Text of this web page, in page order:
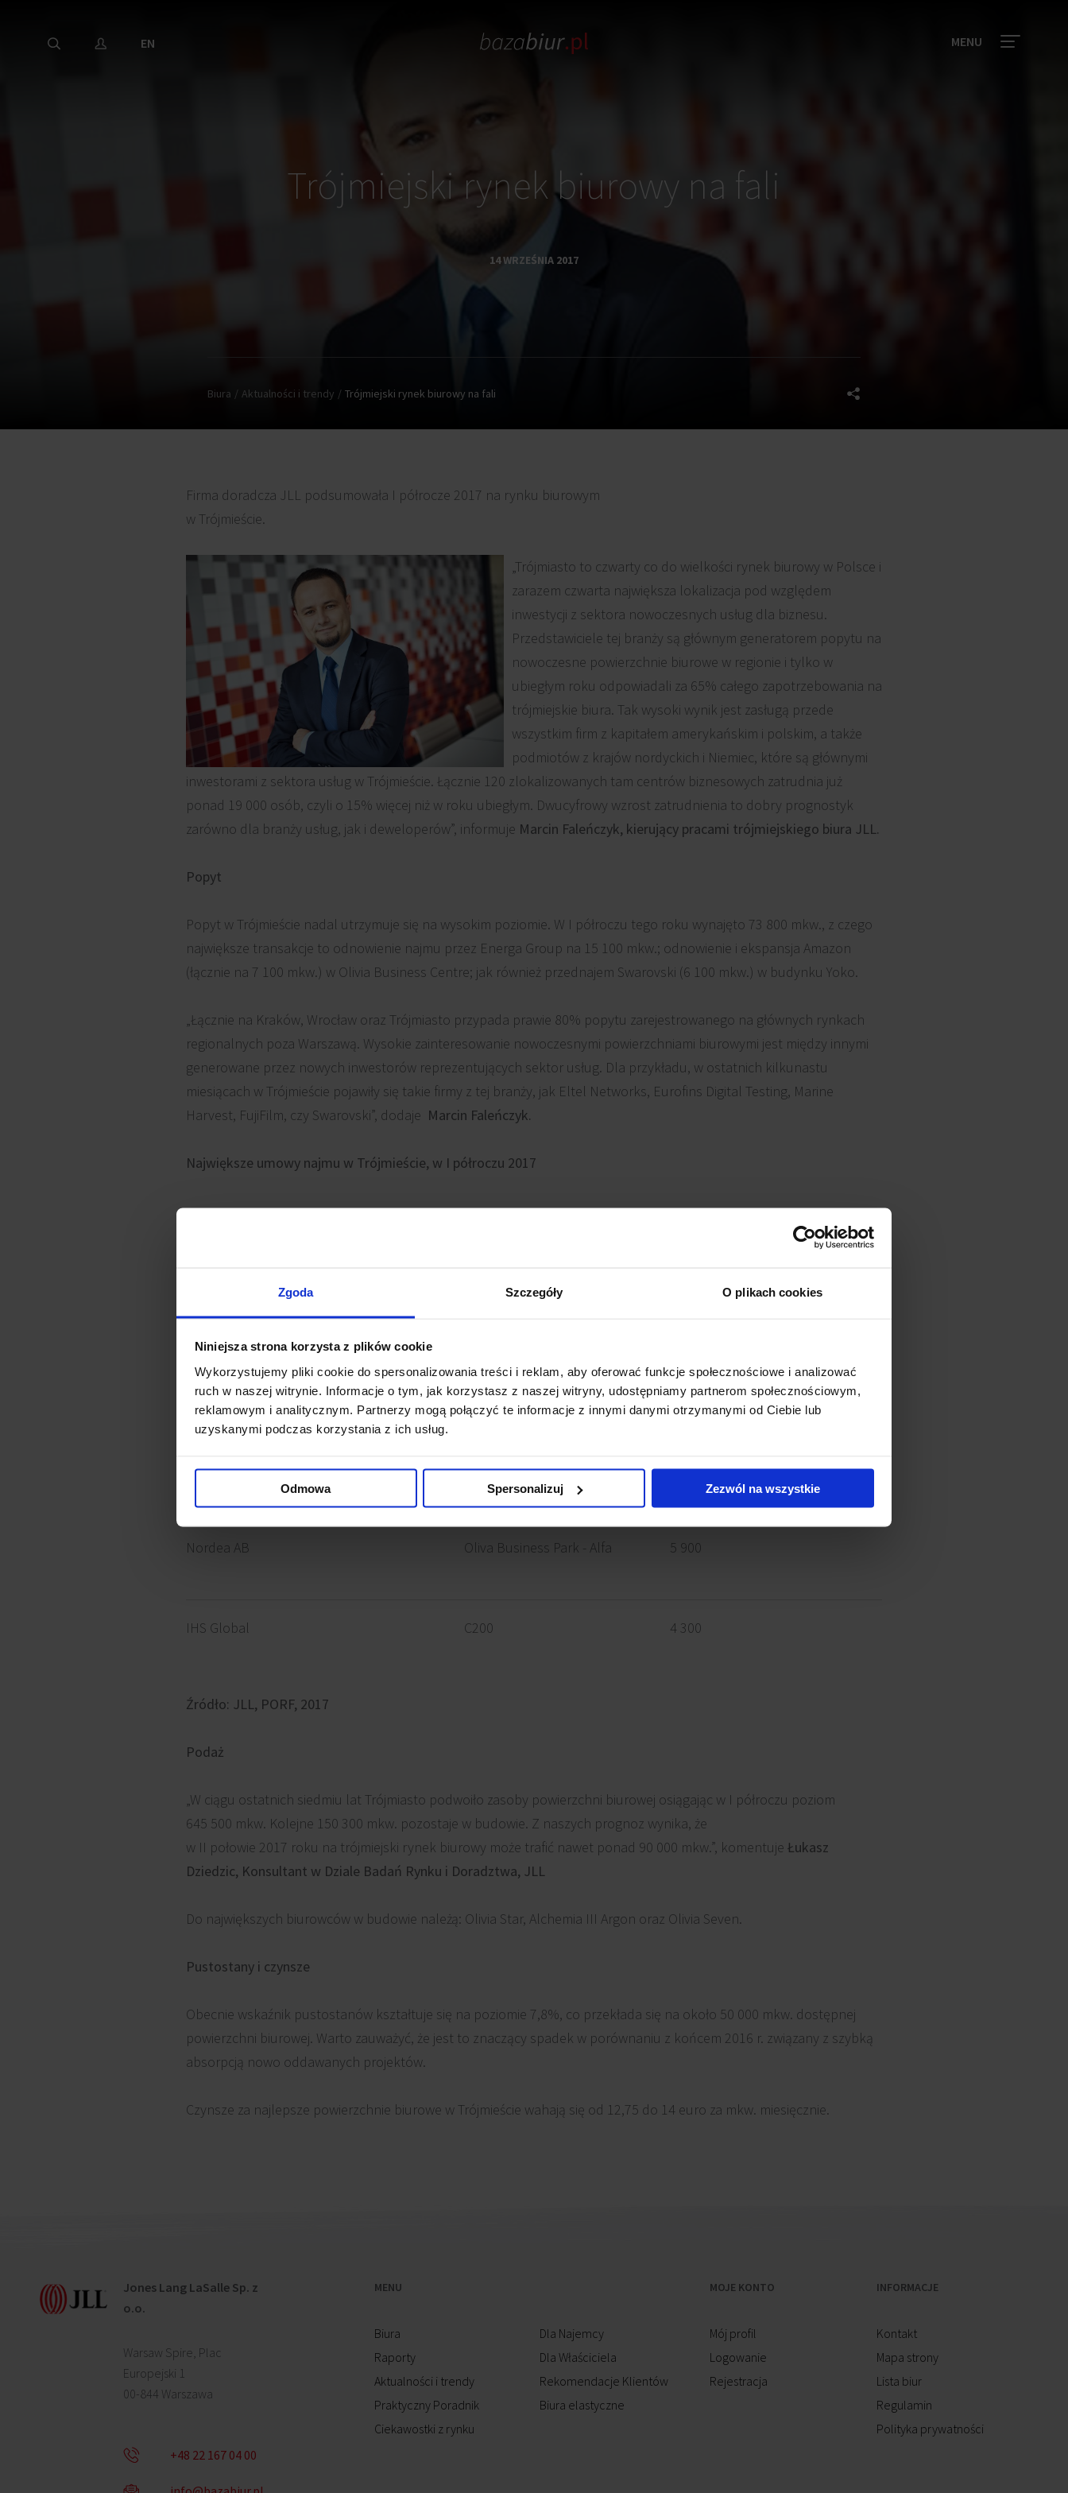
Zgoda Szczegóły O plikach cookies
Niniejsza strona korzysta z plików cookie
Wykorzystujemy pliki cookie do spersonalizowania treści i reklam, aby oferować funkcje społecznościowe i analizować
ruch w naszej witrynie. Informacje o tym, jak korzystasz z naszej witryny, udostępniamy partnerom społecznościowym,
reklamowym i analitycznym. Partnerzy mogą połączyć te informacje z innymi danymi otrzymanymi od Ciebie lub
uzyskanymi podczas korzystania z ich usług.
Odmowa Spersonalizuj Zezwól na wszystkie
EN MENU
Trójmiejski rynek biurowy na fali
14 WRZEŚNIA 2017
Biura Aktualności i trendy Trójmiejski rynek biurowy na fali
Firma doradcza JLL podsumowała I półrocze 2017 na rynku biurowym
w Trójmieście.
„Trójmiasto to czwarty co do wielkości rynek biurowy w Polsce i
zarazem czwarta największa lokalizacja pod względem
inwestycji z sektora nowoczesnych usług dla biznesu.
Przedstawiciele tej branży są głównym generatorem popytu na
nowoczesne powierzchnie biurowe w regionie i tylko w
ubiegłym roku odpowiadali za 65% całego zapotrzebowania na
trójmiejskie biura. Tak wysoki wynik jest zasługą przede
wszystkim firm z kapitałem amerykańskim i polskim, a także
podmiotów z krajów nordyckich i Niemiec, które są głównymi
inwestorami z sektora usług w Trójmieście. Łącznie 120 zlokalizowanych tam centrów biznesowych zatrudnia już
ponad 19 000 osób, czyli o 15% więcej niż w roku ubiegłym. Dwucyfrowy wzrost zatrudnienia to dobry prognostyk
zarówno dla branży usług, jak i deweloperów”, informuje Marcin Faleńczyk, kierujący pracami trójmiejskiego biura JLL.
Popyt
Popyt w Trójmieście nadal utrzymuje się na wysokim poziomie. W I półroczu tego roku wynajęto 73 800 mkw., z czego
największe transakcje to odnowienie najmu przez Energa Group na 15 100 mkw.; odnowienie i ekspansja Amazon
(łącznie na 7 100 mkw.) w Olivia Business Centre; jak również przednajem Swarovski (6 100 mkw.) w budynku Yoko.
„Łącznie na Kraków, Wrocław oraz Trójmiasto przypada prawie 80% popytu zarejestrowanego na głównych rynkach
regionalnych poza Warszawą. Wysokie zainteresowanie nowoczesnymi powierzchniami biurowymi jest między innymi
generowane przez nowych inwestorów reprezentujących sektor usług. Dla przykładu, w ostatnich kilkunastu
miesiącach w Trójmieście pojawiły się takie firmy z tej branży, jak Eltel Networks, Eurofins Digital Testing, Marine
Harvest, FujiFilm, czy Swarovski”, dodaje Marcin Faleńczyk.
Największe umowy najmu w Trójmieście, w I półroczu 2017
Amazon (odnowienie i ekspansja) Olivia Business Centre 7 100
Swarovski (przednajem) Yoko 6 100
Nordea AB Oliva Business Park - Alfa 5 900
IHS Global C200 4 300
Źródło: JLL, PORF, 2017
Podaż
„W ciągu ostatnich siedmiu lat Trójmiasto podwoiło zasoby powierzchni biurowej osiągając w I półroczu poziom
645 500 mkw. Kolejne 150 300 mkw. pozostaje w budowie. Z naszych prognoz wynika, że
w II połowie 2017 roku na trójmiejski rynek biurowy może trafić nawet ponad 90 000 mkw.”, komentuje Łukasz
Dziedzic, Konsultant w Dziale Badań Rynku i Doradztwa, JLL
Do największych biurowców w budowie należą: Olivia Star, Alchemia III Argon oraz Olivia Seven.
Pustostany i czynsze
Obecnie wskaźnik pustostanów kształtuje się na poziomie 7,8%, co przekłada się na około 50 000 mkw. dostępnej
powierzchni biurowej. Warto zauważyć, że jest to znaczący spadek w porównaniu z końcem 2016 r. związany z szybką
absorpcją nowo oddawanych projektów.
Czynsze za najlepsze powierzchnie biurowe w Trójmieście wahają się od 12,75 do 14 euro za mkw. miesięcznie.
Jones Lang LaSalle Sp. z
o.o.
Warsaw Spire, Plac
Europejski 1
00-844 Warszawa
+48 22 167 04 00
MENU
Biura
Raporty
Aktualności i trendy
Praktyczny Poradnik
Ciekawostki z rynku
Dla Najemcy
Dla Właściciela
Rekomendacje Klientów
Biura elastyczne
MOJE KONTO
Mój profil
Logowanie
Rejestracja
INFORMACJE
Kontakt
Mapa strony
Lista biur
Regulamin
Polityka prywatności